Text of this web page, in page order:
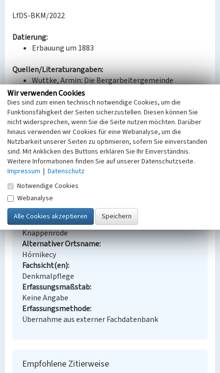
LfDS-BKM/2022
Datierung:
Erbauung um 1883
Quellen/Literaturangaben:
Wuttke, Armin: Die Bergarbeitergemeinde
Knappenrode. 1. Aufl., Knappenrode 1994.
Bauherr / Auftraggeber:
Bauherr: Oberlausitzer Eisenbahn-Gesellschaft
(Ruhland) (GND: 16025906-X)
BKM-Nummer: 30700027
Bahnwärterhaus Bahnhof Knappenrode
Schlagwörter
Bahnwärterhaus
Ort
Knappenrode
Alternativer Ortsname
Hórnikecy
Fachsicht(en)
Denkmalpflege
Erfassungsmaßstab
Keine Angabe
Erfassungsmethode
Übernahme aus externer Fachdatenbank
Empfohlene Zitierweise
Wir verwenden Cookies
Dies sind zum einen technisch notwendige Cookies, um die
Funktionsfähigkeit der Seiten sicherzustellen. Diesen können Sie
nicht widersprechen, wenn Sie die Seite nutzen möchten. Darüber
hinaus verwenden wir Cookies für eine Webanalyse, um die
Nutzbarkeit unserer Seiten zu optimieren, sofern Sie einverstanden
sind. Mit Anklicken des Buttons erklären Sie Ihr Einverständnis.
Weitere Informationen finden Sie auf unserer Datenschutzseite.
Impressum | Datenschutz
Notwendige Cookies
Webanalyse